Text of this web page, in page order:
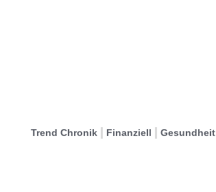
Trend Chronik Finanziell Gesundheit